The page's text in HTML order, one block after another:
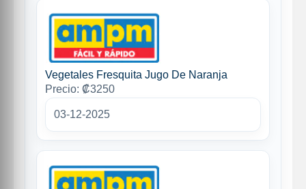
Vegetales Fresquita Jugo De Naranja
Precio: ₡3250
03-12-2025